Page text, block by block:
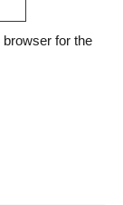
for the